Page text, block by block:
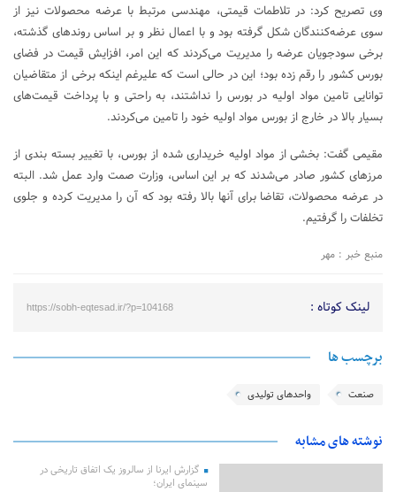
وی تصریح کرد: در تلاطمات قیمتی، مهندسی مرتبط با عرضه محصولات نیز از
سوی عرضه‌کنندگان شکل گرفته بود و با اعمال نظر و بر اساس روندهای گذشته،
برخی سودجویان عرضه را مدیریت می‌کردند که این امر، افزایش قیمت در فضای
بورس کشور را رقم زده بود؛ این در حالی است که علیرغم اینکه برخی از متقاضیان
توانایی تامین مواد اولیه در بورس را نداشتند، به راحتی و با پرداخت قیمت‌های
بسیار بالا در خارج از بورس مواد اولیه خود را تامین می‌کردند.
مقیمی گفت: بخشی از مواد اولیه خریداری شده از بورس، با تغییر بسته بندی از
مرزهای کشور صادر می‌شدند که بر این اساس، وزارت صمت وارد عمل شد. البته
در عرضه محصولات، تقاضا برای آنها بالا رفته بود که آن را مدیریت کرده و جلوی
تخلفات را گرفتیم.
منبع خبر : مهر
لینک کوتاه : https://sobh-eqtesad.ir/?p=104168
برچسب ها
صنعت واحدهای تولیدی
نوشته های مشابه
گزارش ایرنا از سالروز یک اتفاق تاریخی در
سینمای ایران؛